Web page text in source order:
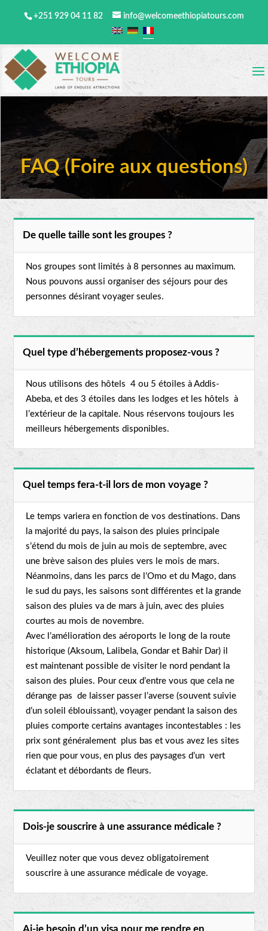
+251 929 04 11 82 info@welcomeethiopiatours.com
FAQ (Foire aux questions)
De quelle taille sont les groupes ?
Nos groupes sont limités à 8 personnes au maximum.
Nous pouvons aussi organiser des séjours pour des
personnes désirant voyager seules.
Quel type d’hébergements proposez-vous ?
Nous utilisons des hôtels 4 ou 5 étoiles à Addis-
Abeba, et des 3 étoiles dans les lodges et les hôtels à
l’extérieur de la capitale. Nous réservons toujours les
meilleurs hébergements disponibles.
Quel temps fera-t-il lors de mon voyage ?
Le temps variera en fonction de vos destinations. Dans
la majorité du pays, la saison des pluies principale
s’étend du mois de juin au mois de septembre, avec
une brève saison des pluies vers le mois de mars.
Néanmoins, dans les parcs de l’Omo et du Mago, dans
le sud du pays, les saisons sont différentes et la grande
saison des pluies va de mars à juin, avec des pluies
courtes au mois de novembre.
Avec l’amélioration des aéroports le long de la route
historique (Aksoum, Lalibela, Gondar et Bahir Dar) il
est maintenant possible de visiter le nord pendant la
saison des pluies. Pour ceux d’entre vous que cela ne
dérange pas de laisser passer l’averse (souvent suivie
d’un soleil éblouissant), voyager pendant la saison des
pluies comporte certains avantages incontestables : les
prix sont généralement plus bas et vous avez les sites
rien que pour vous, en plus des paysages d’un vert
éclatant et débordants de fleurs.
Dois-je souscrire à une assurance médicale ?
Veuillez noter que vous devez obligatoirement
souscrire à une assurance médicale de voyage.
Ai-je besoin d’un visa pour me rendre en